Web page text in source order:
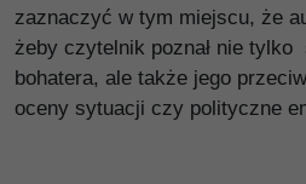
zaznaczyć w tym miejscu, że
żeby czytelnik poznał nie tylko
bohatera, ale także jego
oceny sytuacji czy polityczne